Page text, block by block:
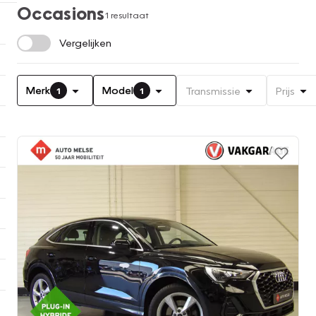
Occasions1 resultaat
Vergelijken
Merk 1 Model 1 Transmissie Prijs